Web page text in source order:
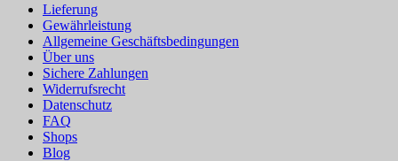
Lieferung
Gewährleistung
Allgemeine Geschäftsbedingungen
Über uns
Sichere Zahlungen
Widerrufsrecht
Datenschutz
FAQ
Shops
Blog